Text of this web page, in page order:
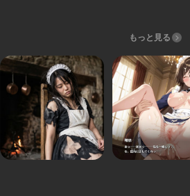
もっと見る